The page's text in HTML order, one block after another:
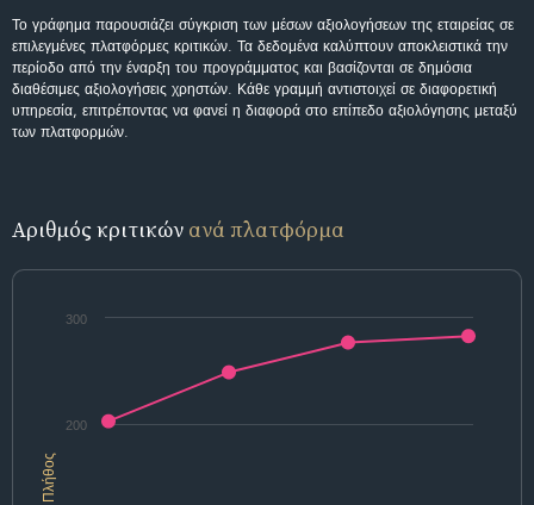
Το γράφημα παρουσιάζει σύγκριση των μέσων αξιολογήσεων της εταιρείας σε
επιλεγμένες πλατφόρμες κριτικών. Τα δεδομένα καλύπτουν αποκλειστικά την
περίοδο από την έναρξη του προγράμματος και βασίζονται σε δημόσια
διαθέσιμες αξιολογήσεις χρηστών. Κάθε γραμμή αντιστοιχεί σε διαφορετική
υπηρεσία, επιτρέποντας να φανεί η διαφορά στο επίπεδο αξιολόγησης μεταξύ
των πλατφορμών.
Αριθμός κριτικών ανά πλατφόρμα
Πλήθος
200
300